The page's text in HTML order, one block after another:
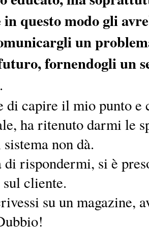
in questo modo gli
un
fornendogli un
.
di capire il mio punto e
ha ritenuto darmi le
non dà.
rispondermi, si è
cliente.
su un magazine,